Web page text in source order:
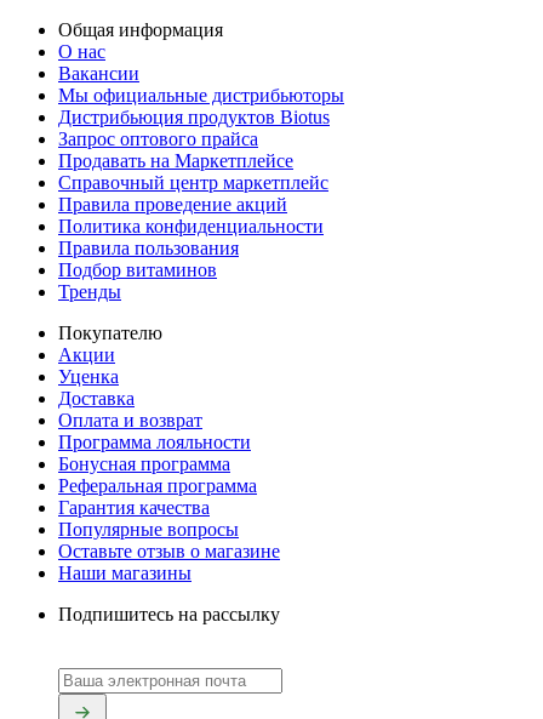
Общая информация
О нас
Вакансии
Мы официальные дистрибьюторы
Дистрибьюция продуктов Biotus
Запрос оптового прайса
Продавать на Маркетплейсе
Справочный центр маркетплейс
Правила проведение акций
Политика конфиденциальности
Правила пользования
Подбор витаминов
Тренды
Покупателю
Акции
Уценка
Доставка
Оплата и возврат
Программа лояльности
Бонусная программа
Реферальная программа
Гарантия качества
Популярные вопросы
Оставьте отзыв о магазине
Наши магазины
Подпишитесь на рассылку